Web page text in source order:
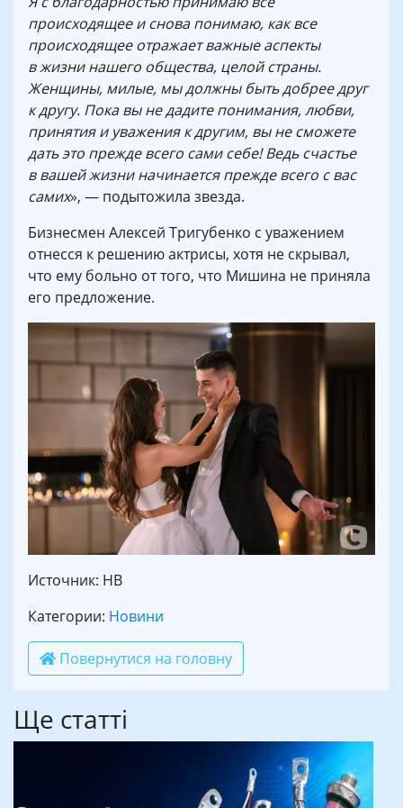
происходящее и снова понимаю, как все
происходящее отражает важные аспекты
в жизни нашего общества, целой страны.
Женщины, милые, мы должны быть добрее друг
к другу. Пока вы не дадите понимания, любви,
принятия и уважения к другим, вы не сможете
дать это прежде всего сами себе! Ведь счастье
в вашей жизни начинается прежде всего с вас
самих», — подытожила звезда.
Бизнесмен Алексей Тригубенко с уважением
отнесся к решению актрисы, хотя не скрывал,
что ему больно от того, что Мишина не приняла
его предложение.
Источник: НВ
Категории: Новини
Повернутися на головну
Ще статті